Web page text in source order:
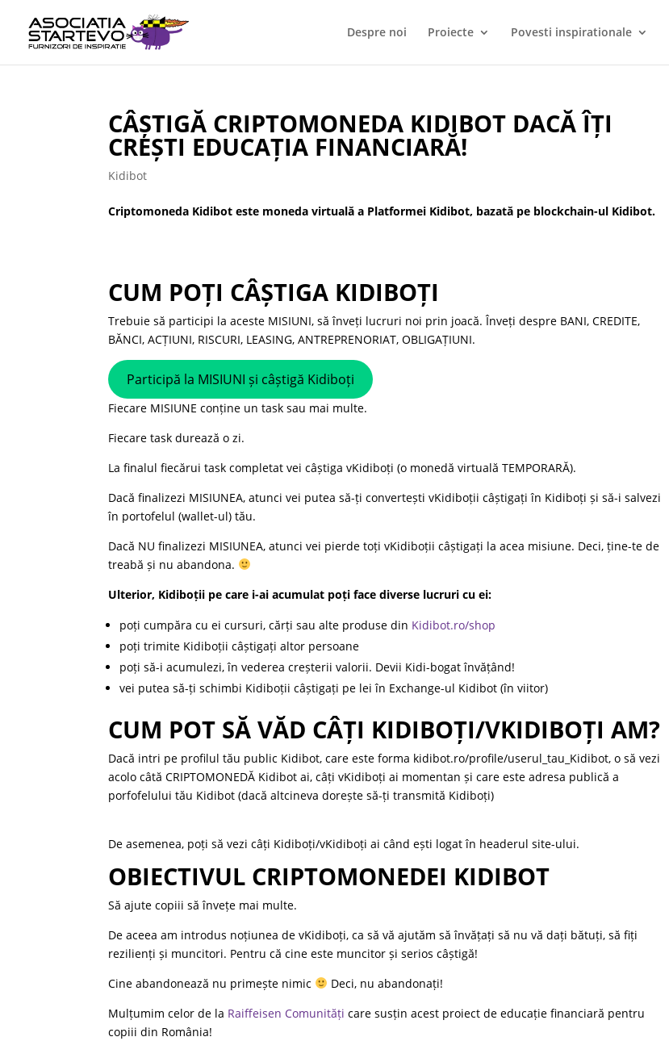
Despre noi Proiecte Povesti inspirationale
CÂȘTIGĂ CRIPTOMONEDA KIDIBOT DACĂ ÎȚI
CREȘTI EDUCAȚIA FINANCIARĂ!
Kidibot
Criptomoneda Kidibot este moneda virtuală a Platformei Kidibot, bazată pe blockchain-ul Kidibot.
CUM POȚI CÂȘTIGA KIDIBOȚI
Trebuie să participi la aceste MISIUNI, să înveți lucruri noi prin joacă. Înveți despre BANI, CREDITE,
BĂNCI, ACȚIUNI, RISCURI, LEASING, ANTREPRENORIAT, OBLIGAȚIUNI.
Participă la MISIUNI și câștigă Kidiboți
Fiecare MISIUNE conține un task sau mai multe.
Fiecare task durează o zi.
La finalul fiecărui task completat vei câștiga vKidiboți (o monedă virtuală TEMPORARĂ).
Dacă finalizezi MISIUNEA, atunci vei putea să-ți convertești vKidiboții câștigați în Kidiboți și să-i salvezi
în portofelul (wallet-ul) tău.
Dacă NU finalizezi MISIUNEA, atunci vei pierde toți vKidiboții câștigați la acea misiune. Deci, ține-te de
treabă și nu abandona.
Ulterior, Kidiboții pe care i-ai acumulat poți face diverse lucruri cu ei:
poți cumpăra cu ei cursuri, cărți sau alte produse din Kidibot.ro/shop
poți trimite Kidiboții câștigați altor persoane
poți să-i acumulezi, în vederea creșterii valorii. Devii Kidi-bogat învățând!
vei putea să-ți schimbi Kidiboții câștigați pe lei în Exchange-ul Kidibot (în viitor)
CUM POT SĂ VĂD CÂȚI KIDIBOȚI/VKIDIBOȚI AM?
Dacă intri pe profilul tău public Kidibot, care este forma kidibot.ro/profile/userul_tau_Kidibot, o să vezi
acolo câtă CRIPTOMONEDĂ Kidibot ai, câți vKidiboți ai momentan și care este adresa publică a
porfofelului tău Kidibot (dacă altcineva dorește să-ți transmită Kidiboți)
De asemenea, poți să vezi câți Kidiboți/vKidiboți ai când ești logat în headerul site-ului.
OBIECTIVUL CRIPTOMONEDEI KIDIBOT
Să ajute copiii să învețe mai multe.
De aceea am introdus noțiunea de vKidiboți, ca să vă ajutăm să învățați să nu vă dați bătuți, să fiți
rezilienți și muncitori. Pentru că cine este muncitor și serios câștigă!
Cine abandonează nu primește nimic
Deci, nu abandonați!
Mulțumim celor de la Raiffeisen Comunități care susțin acest proiect de educație financiară pentru
copiii din România!